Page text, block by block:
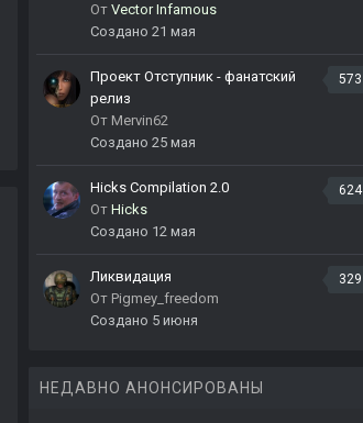
От Vector Infamous
Создано 21 мая
573
Проект Отступник - фанатский
релиз
От Mervin62
Создано 25 мая
624
Hicks Compilation 2.0
От Hicks
Создано 12 мая
329
Ликвидация
От Pigmey_freedom
Создано 5 июня
НЕДАВНО АНОНСИРОВАНЫ